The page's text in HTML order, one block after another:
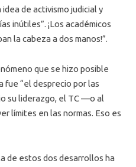
de activismo judicial y
inútiles”. ¡Los académicos
la cabeza a dos manos!”.
que se hizo posible
fue “el desprecio por las
su liderazgo, el TC —o al
límites en las normas. Eso es
de estos dos desarrollos ha